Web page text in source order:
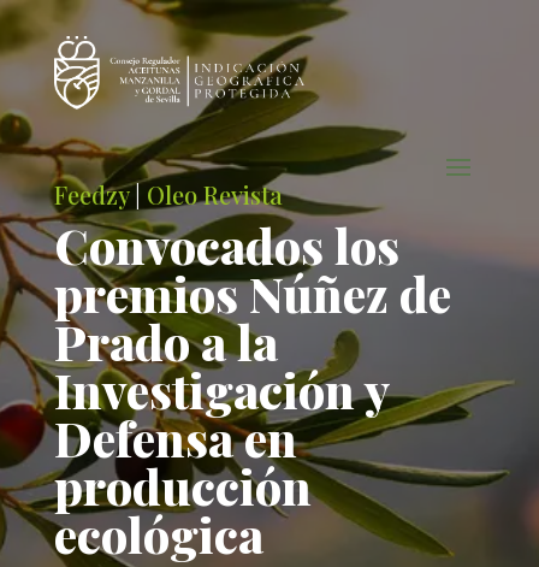
Feedzy| Oleo Revista
Convocados los
premios Núñez de
Prado a la
Investigación y
Defensa en
producción
ecológica